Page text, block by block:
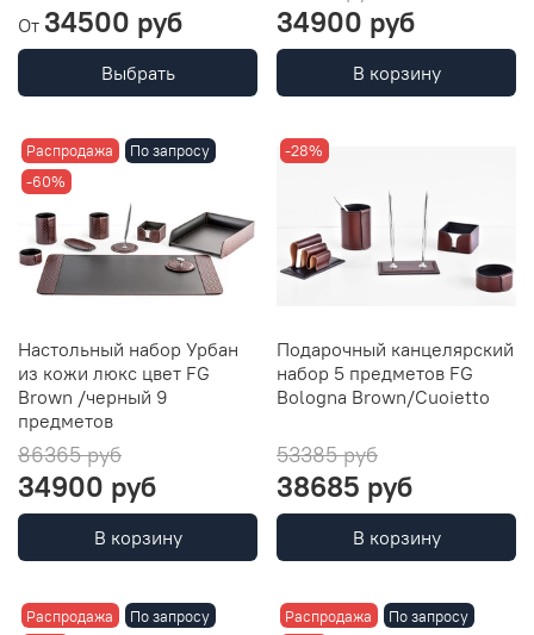
От 34500 руб
Выбрать
34900 руб
В корзину
Распродажа
По запросу
-60%
Настольный набор Урбан
из кожи люкс цвет FG
Brown /черный 9
предметов
86365 руб
34900 руб
В корзину
-28%
Подарочный канцелярский
набор 5 предметов FG
Bologna Brown/Cuoietto
53385 руб
38685 руб
В корзину
Распродажа По запросу Распродажа По запросу